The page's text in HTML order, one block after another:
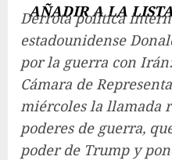
AÑADIR A LA
Derrota política
estadounidense
por la guerra con
Cámara de
miércoles la llamada
poderes de guerra,
poder de Trump y